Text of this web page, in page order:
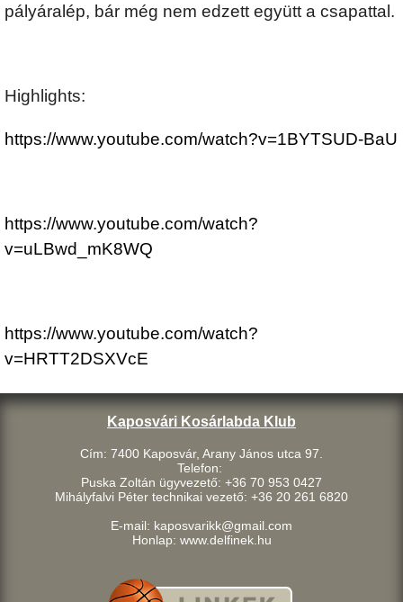
pályáralép, bár még nem edzett együtt a csapattal.
Highlights:
https://www.youtube.com/watch?v=1BYTSUD-BaU
https://www.youtube.com/watch?
v=uLBwd_mK8WQ
https://www.youtube.com/watch?
v=HRTT2DSXVcE
Kaposvári Kosárlabda Klub
Cím: 7400 Kaposvár, Arany János utca 97.
Telefon:
Puska Zoltán ügyvezető: +36 70 953 0427
Mihályfalvi Péter technikai vezető: +36 20 261 6820
E-mail: kaposvarikk@gmail.com
Honlap: www.delfinek.hu